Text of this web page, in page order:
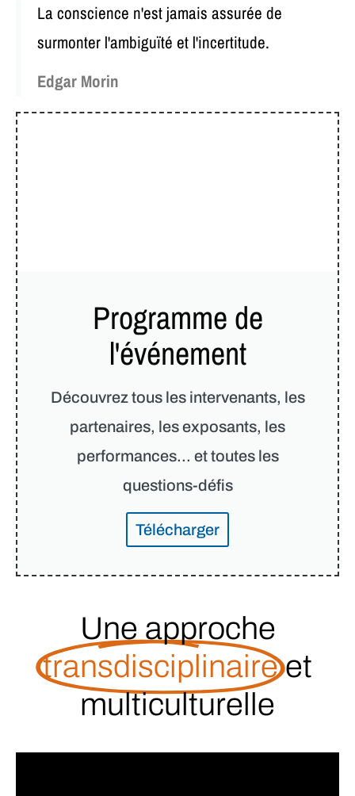
La conscience n'est jamais assurée de
surmonter l'ambiguïté et l'incertitude.
Edgar Morin
Programme de
l'événement
Découvrez tous les intervenants, les
partenaires, les exposants, les
performances... et toutes les
questions-défis
Télécharger
Une approche
transdisciplinaire et
multiculturelle